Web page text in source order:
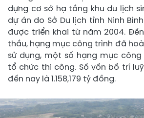
dựng cơ sở hạ tầng khu du lịch
dự án do Sở Du lịch tỉnh Ninh
được triển khai từ năm 2004.
thầu, hạng mục công trình đã
sử dụng, một số hạng mục
tổ chức thi công. Số vốn bố trí
đến nay là 1.158,179 tỷ đồng.